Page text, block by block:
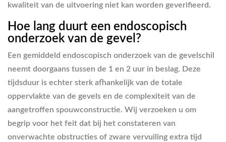
kwaliteit van de uitvoering niet kan worden geverifieerd.
Hoe lang duurt een endoscopisch
onderzoek van de gevel?
Een gemiddeld endoscopisch onderzoek van de gevelschil
neemt doorgaans tussen de 1 en 2 uur in beslag. Deze
tijdsduur is echter sterk afhankelijk van de totale
oppervlakte van de gevels en de complexiteit van de
aangetroffen spouwconstructie. Wij verzoeken u om
begrip voor het feit dat bij het constateren van
onverwachte obstructies of zware vervuiling extra tijd